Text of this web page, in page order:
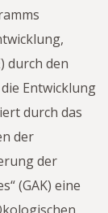
durch den
Entwicklung
durch das
der
der
(GAK) eine